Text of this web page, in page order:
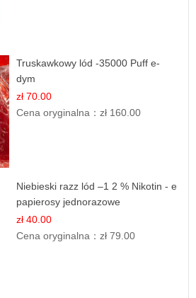
Truskawkowy lód -35000 Puff e-
dym
zł 70.00
Cena oryginalna：zł 160.00
Niebieski razz lód –1 2 % Nikotin - e
papierosy jednorazowe
zł 40.00
Cena oryginalna：zł 79.00